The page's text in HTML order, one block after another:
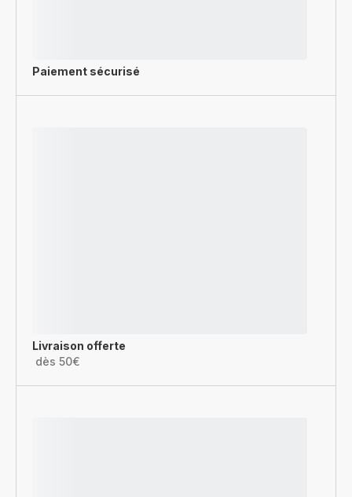
Paiement sécurisé
Livraison offerte
dès 50€